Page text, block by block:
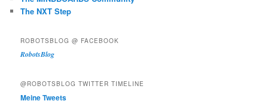
The NXT Step
ROBOTSBLOG @ FACEBOOK
RobotsBlog
@ROBOTSBLOG TWITTER TIMELINE
Meine Tweets